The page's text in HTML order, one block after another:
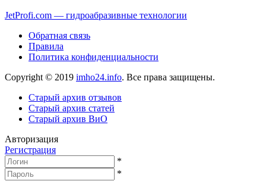
JetProfi.com — гидроабразивные технологии
Обратная связь
Правила
Политика конфиденциальности
Copyright © 2019 imho24.info. Все права защищены.
Старый архив отзывов
Старый архив статей
Старый архив ВиО
Авторизация
Регистрация
*
*